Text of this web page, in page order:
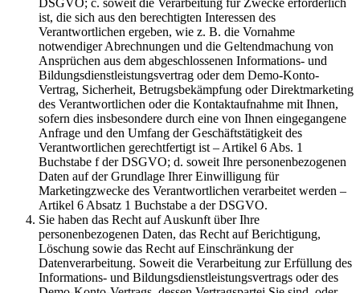
DSGVO; c. soweit die Verarbeitung für Zwecke erforderlich
ist, die sich aus den berechtigten Interessen des
Verantwortlichen ergeben, wie z. B. die Vornahme
notwendiger Abrechnungen und die Geltendmachung von
Ansprüchen aus dem abgeschlossenen Informations- und
Bildungsdienstleistungsvertrag oder dem Demo-Konto-
Vertrag, Sicherheit, Betrugsbekämpfung oder Direktmarketing
des Verantwortlichen oder die Kontaktaufnahme mit Ihnen,
sofern dies insbesondere durch eine von Ihnen eingegangene
Anfrage und den Umfang der Geschäftstätigkeit des
Verantwortlichen gerechtfertigt ist – Artikel 6 Abs. 1
Buchstabe f der DSGVO; d. soweit Ihre personenbezogenen
Daten auf der Grundlage Ihrer Einwilligung für
Marketingzwecke des Verantwortlichen verarbeitet werden –
Artikel 6 Absatz 1 Buchstabe a der DSGVO.
Sie haben das Recht auf Auskunft über Ihre
personenbezogenen Daten, das Recht auf Berichtigung,
Löschung sowie das Recht auf Einschränkung der
Datenverarbeitung. Soweit die Verarbeitung zur Erfüllung des
Informations- und Bildungsdienstleistungsvertrags oder des